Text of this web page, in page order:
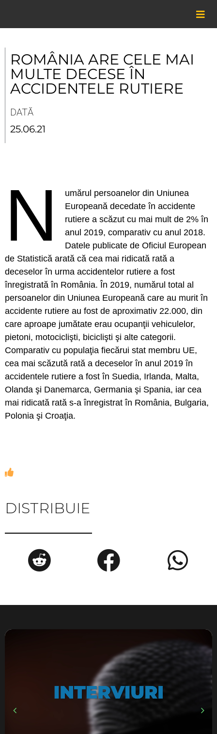
content
ROMÂNIA ARE CELE MAI
MULTE DECESE ÎN
ACCIDENTELE RUTIERE
DATĂ
25.06.21
N
umărul persoanelor din Uniunea
Europeană decedate în accidente
rutiere a scăzut cu mai mult de 2% în
anul 2019, comparativ cu anul 2018.
Datele publicate de Oficiul European
de Statistică arată că cea mai ridicată rată a
deceselor în urma accidentelor rutiere a fost
înregistrată în România. În 2019, numărul total al
persoanelor din Uniunea Europeană care au murit în
accidente rutiere au fost de aproximativ 22.000, din
care aproape jumătate erau ocupanţii vehiculelor,
pietoni, motociclişti, biciclişti şi alte categorii.
Comparativ cu populaţia fiecărui stat membru UE,
cea mai scăzută rată a deceselor în anul 2019 în
accidentele rutiere a fost în Suedia, Irlanda, Malta,
Olanda şi Danemarca, Germania şi Spania, iar cea
mai ridicată rată s-a înregistrat în România, Bulgaria,
Polonia şi Croaţia.
DISTRIBUIE